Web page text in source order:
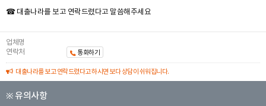
☎ 대출나라를 보고 연락드렸다고 말씀해주세요
업체명
연락처
통화하기
대출나라를 보고 연락드렸다고 하시면 보다 상담이 쉬워집니다.
※ 유의사항